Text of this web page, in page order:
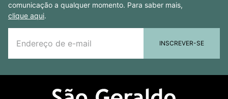
comunicação a qualquer momento. Para saber mais,
clique aqui.
INSCREVER-SE